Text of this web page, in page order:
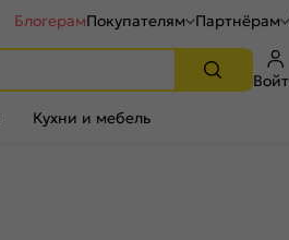
БлогерамПокупателям Партнёрам
Кухни и мебель